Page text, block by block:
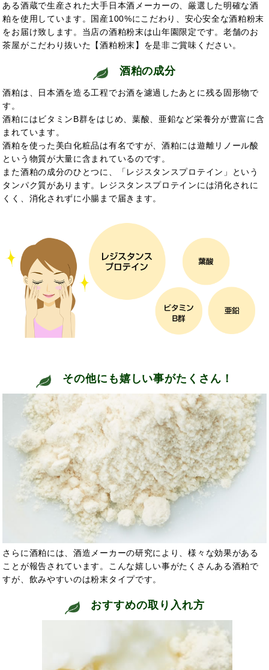
ある酒蔵で生産された大手日本酒メーカーの、厳選した明確な酒
粕を使用しています。国産100%にこだわり、安心安全な酒粕粉末
をお届け致します。当店の酒粕粉末は山年園限定です。老舗のお
茶屋がこだわり抜いた【酒粕粉末】を是非ご賞味ください。
酒粕の成分
酒粕は、日本酒を造る工程でお酒を濾過したあとに残る固形物で
す。
酒粕にはビタミンB群をはじめ、葉酸、亜鉛など栄養分が豊富に含
まれています。
酒粕を使った美白化粧品は有名ですが、酒粕には遊離リノール酸
という物質が大量に含まれているのです。
また酒粕の成分のひとつに、「レジスタンスプロテイン」という
タンパク質があります。レジスタンスプロテインには消化されに
くく、 消化されずに小腸まで届きます。
その他にも嬉しい事がたくさん！
さらに酒粕には、酒造メーカーの研究により、様々な効果がある
ことが報告されています。こんな嬉しい事がたくさんある酒粕で
すが、飲みやすいのは粉末タイプです。
おすすめの取り入れ方